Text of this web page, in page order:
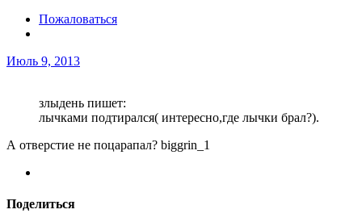
Пожаловаться
Июль 9, 2013
злыдень пишет:
лычками подтирался( интересно,где лычки брал?).
А отверстие не поцарапал? biggrin_1
Поделиться